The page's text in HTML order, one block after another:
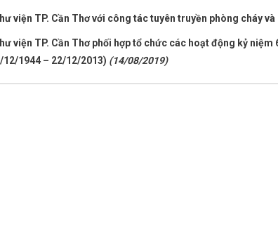
viện TP. Cần Thơ với công tác tuyên truyền phòng cháy
viện TP. Cần Thơ phối hợp tổ chức các hoạt động kỷ
12/1944 – 22/12/2013) (14/08/2019)